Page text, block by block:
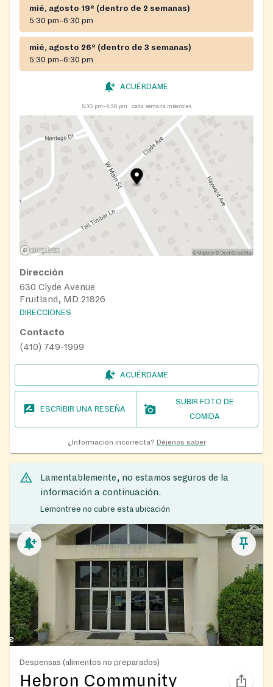
mié, agosto 19º (dentro de 2 semanas)
5:30 pm–6:30 pm
mié, agosto 26º (dentro de 3 semanas)
5:30 pm–6:30 pm
ACUÉRDAME
5:30 pm–6:30 pm cada semana miércoles
Dirección
630 Clyde Avenue
Fruitland, MD 21826
DIRECCIONES
Contacto
(410) 749-1999
ACUÉRDAME
ESCRIBIR UNA RESEÑA
SUBIR FOTO DE
COMIDA
¿Información incorrecta? Déjenos saber
Lamentablemente, no estamos seguros de la
información a continuación.
Lemontree no cubre esta ubicación
Despensas (alimentos no preparados)
Hebron Community